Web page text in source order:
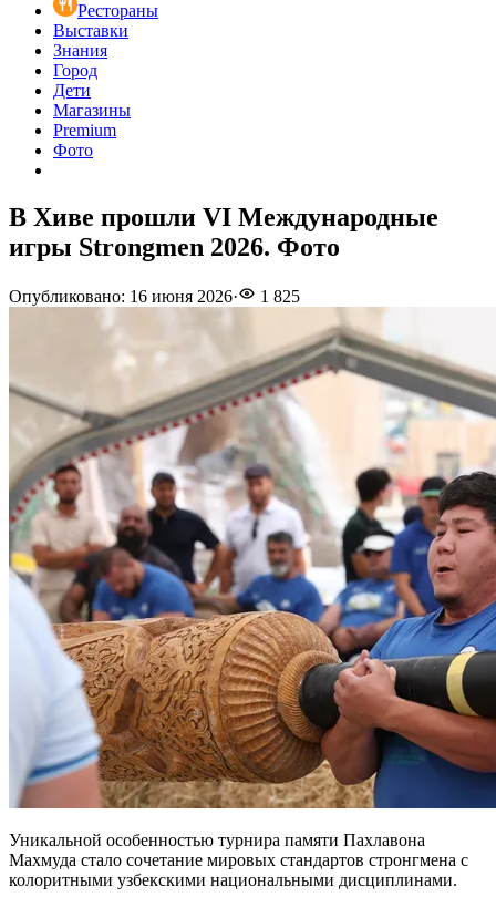
Рестораны
Выставки
Знания
Город
Дети
Магазины
Premium
Фото
В Хиве прошли VI Международные
игры Strongmen 2026. Фото
Опубликовано: 16 июня 2026· 1 825
Уникальной особенностью турнира памяти Пахлавона
Махмуда стало сочетание мировых стандартов стронгмена с
колоритными узбекскими национальными дисциплинами.